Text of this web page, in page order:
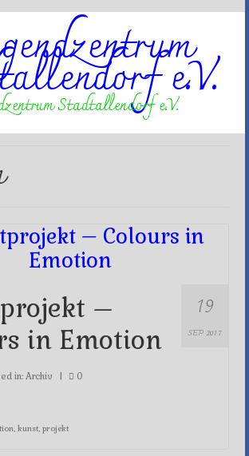
Stadtallendorf e.V.
19
SEP 2017
–
in Emotion
in: Archiv 0
, kunst, projekt